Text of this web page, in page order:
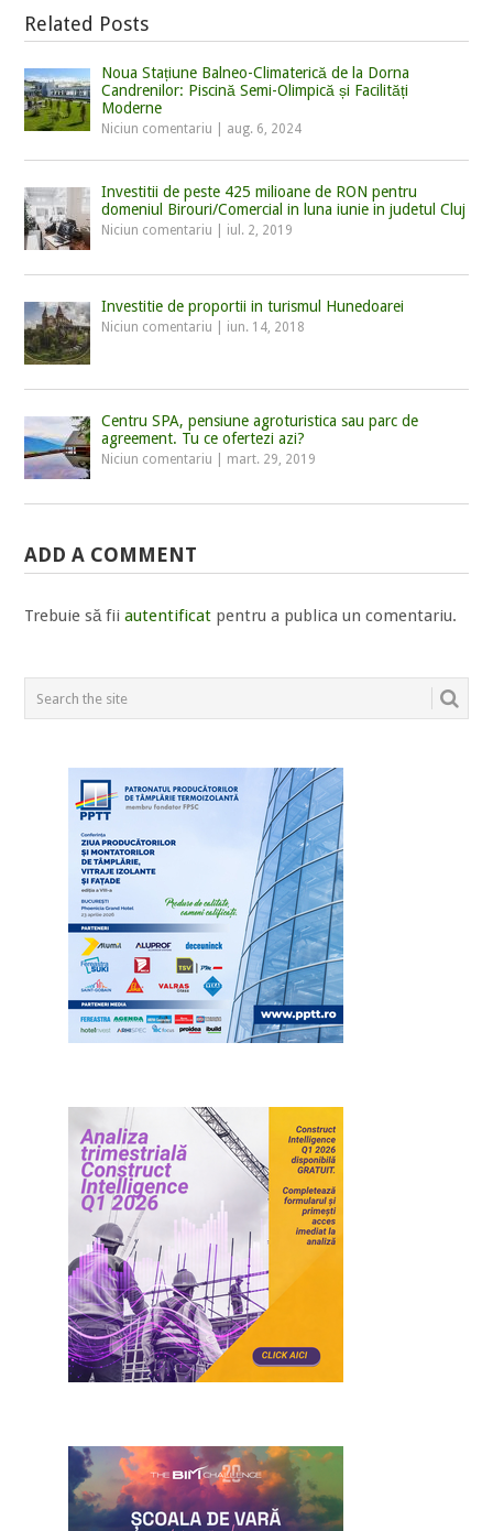
Related Posts
Noua Stațiune Balneo-Climaterică de la Dorna
Candrenilor: Piscină Semi-Olimpică și Facilități
Moderne
Niciun comentariu aug. 6, 2024
Investitii de peste 425 milioane de RON pentru
domeniul Birouri/Comercial in luna iunie in judetul Cluj
Niciun comentariu iul. 2, 2019
Investitie de proportii in turismul Hunedoarei
Niciun comentariu iun. 14, 2018
Centru SPA, pensiune agroturistica sau parc de
agreement. Tu ce ofertezi azi?
Niciun comentariu mart. 29, 2019
ADD A COMMENT
Trebuie să fiiautentificat pentru a publica un comentariu.